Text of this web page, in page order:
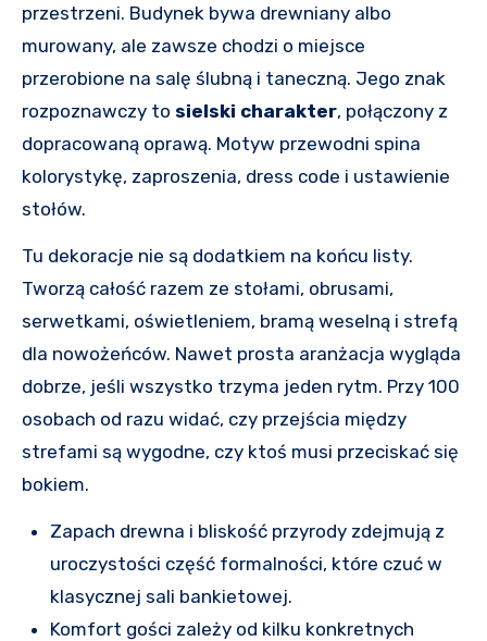
przestrzeni. Budynek bywa drewniany albo
murowany, ale zawsze chodzi o miejsce
przerobione na salę ślubną i taneczną. Jego znak
rozpoznawczy to sielski charakter, połączony z
dopracowaną oprawą. Motyw przewodni spina
kolorystykę, zaproszenia, dress code i ustawienie
stołów.
Tu dekoracje nie są dodatkiem na końcu listy.
Tworzą całość razem ze stołami, obrusami,
serwetkami, oświetleniem, bramą weselną i strefą
dla nowożeńców. Nawet prosta aranżacja wygląda
dobrze, jeśli wszystko trzyma jeden rytm. Przy 100
osobach od razu widać, czy przejścia między
strefami są wygodne, czy ktoś musi przeciskać się
bokiem.
Zapach drewna i bliskość przyrody zdejmują z
uroczystości część formalności, które czuć w
klasycznej sali bankietowej.
Komfort gości zależy od kilku konkretnych